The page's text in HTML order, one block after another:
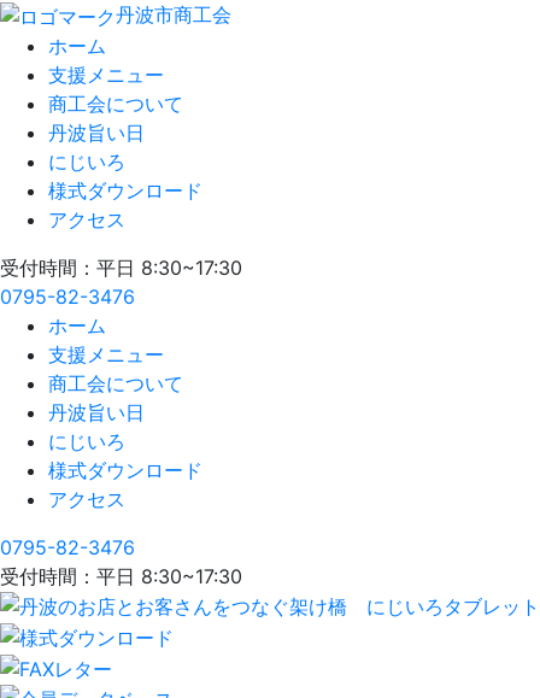
丹波市商工会
ホーム
支援メニュー
商工会について
丹波旨い日
にじいろ
様式ダウンロード
アクセス
受付時間：平日 8:30~17:30
0795-82-3476
ホーム
支援メニュー
商工会について
丹波旨い日
にじいろ
様式ダウンロード
アクセス
0795-82-3476
受付時間：平日 8:30~17:30